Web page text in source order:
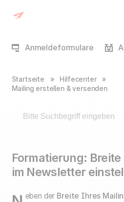
Anmeldeformulare
Startseite » Hilfecenter
»
Mailing erstellen & versenden
Formatierung:
im Newsletter
Neben der Breite Ihres